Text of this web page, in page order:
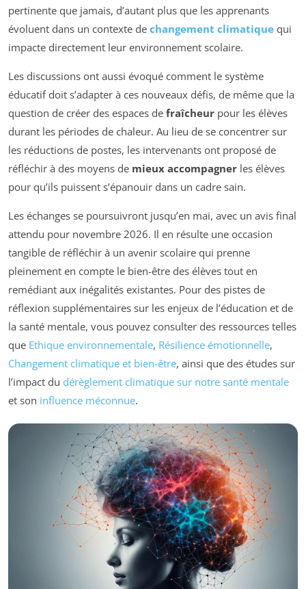
pertinente que jamais, d’autant plus que les apprenants
évoluent dans un contexte de changement climatique qui
impacte directement leur environnement scolaire.
Les discussions ont aussi évoqué comment le système
éducatif doit s’adapter à ces nouveaux défis, de même que la
question de créer des espaces de fraîcheur pour les élèves
durant les périodes de chaleur. Au lieu de se concentrer sur
les réductions de postes, les intervenants ont proposé de
réfléchir à des moyens de mieux accompagner les élèves
pour qu’ils puissent s’épanouir dans un cadre sain.
Les échanges se poursuivront jusqu’en mai, avec un avis final
attendu pour novembre 2026. Il en résulte une occasion
tangible de réfléchir à un avenir scolaire qui prenne
pleinement en compte le bien-être des élèves tout en
remédiant aux inégalités existantes. Pour des pistes de
réflexion supplémentaires sur les enjeux de l’éducation et de
la santé mentale, vous pouvez consulter des ressources telles
que Ethique environnementale, Résilience émotionnelle,
Changement climatique et bien-être, ainsi que des études sur
l’impact du dérèglement climatique sur notre santé mentale
et son influence méconnue.